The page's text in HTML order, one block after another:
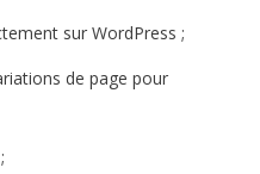
sur WordPress ;
de page pour